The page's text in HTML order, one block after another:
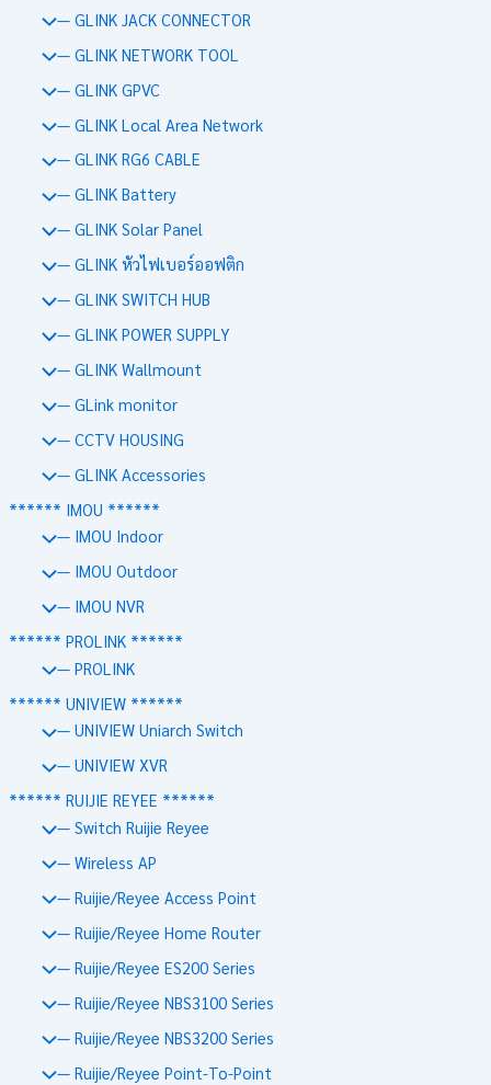
— GLINK JACK CONNECTOR
— GLINK NETWORK TOOL
— GLINK GPVC
— GLINK Local Area Network
— GLINK RG6 CABLE
— GLINK Battery
— GLINK Solar Panel
— GLINK หัวไฟเบอร์ออฟติก
— GLINK SWITCH HUB
— GLINK POWER SUPPLY
— GLINK Wallmount
— GLink monitor
— CCTV HOUSING
— GLINK Accessories
****** IMOU ******
— IMOU Indoor
— IMOU Outdoor
— IMOU NVR
****** PROLINK ******
— PROLINK
****** UNIVIEW ******
— UNIVIEW Uniarch Switch
— UNIVIEW XVR
****** RUIJIE REYEE ******
— Switch Ruijie Reyee
— Wireless AP
— Ruijie/Reyee Access Point
— Ruijie/Reyee Home Router
— Ruijie/Reyee ES200 Series
— Ruijie/Reyee NBS3100 Series
— Ruijie/Reyee NBS3200 Series
— Ruijie/Reyee Point-To-Point